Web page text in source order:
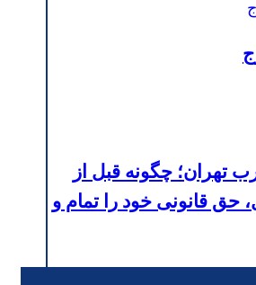
تهران؛ چگونه قبل از
حق قانونی خود را تمام و